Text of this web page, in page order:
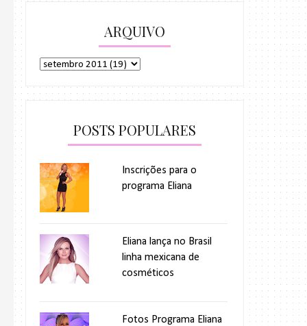
ARQUIVO
POSTS POPULARES
Inscrições para o
programa Eliana
Eliana lança no Brasil
linha mexicana de
cosméticos
Fotos Programa Eliana